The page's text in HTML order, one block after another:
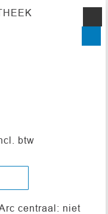
btw
centraal: niet